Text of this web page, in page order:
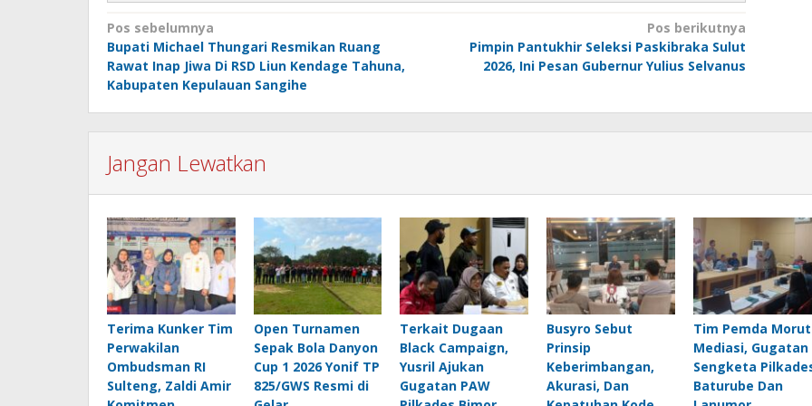
Navigasi
pos
Pos sebelumnya
Bupati Michael Thungari Resmikan Ruang
Rawat Inap Jiwa Di RSD Liun Kendage Tahuna,
Kabupaten Kepulauan Sangihe
Pos berikutnya
Pimpin Pantukhir Seleksi Paskibraka Sulut
2026, Ini Pesan Gubernur Yulius Selvanus
Jangan Lewatkan
Terima Kunker Tim
Perwakilan
Ombudsman RI
Sulteng, Zaldi Amir
Open Turnamen
Sepak Bola Danyon
Cup 1 2026 Yonif TP
825/GWS Resmi di
Terkait Dugaan
Black Campaign,
Yusril Ajukan
Gugatan PAW
Busyro Sebut
Prinsip
Keberimbangan,
Akurasi, Dan
Tim Pemda Morut
Mediasi, Gugatan
Sengketa
Baturube Dan